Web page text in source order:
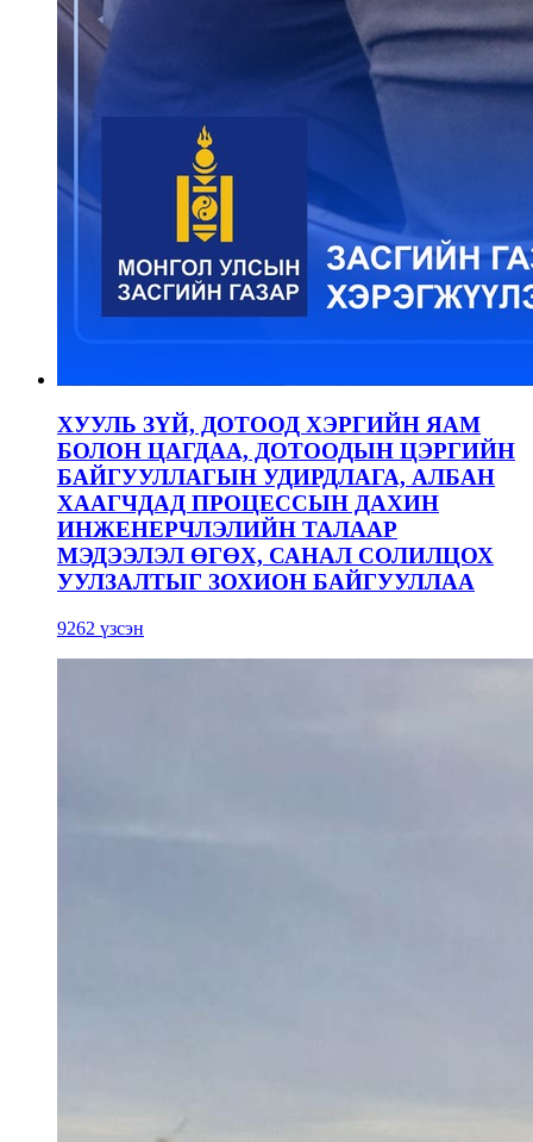
ХУУЛЬ ЗҮЙ, ДОТООД ХЭРГИЙН ЯАМ
БОЛОН ЦАГДАА, ДОТООДЫН ЦЭРГИЙН
БАЙГУУЛЛАГЫН УДИРДЛАГА, АЛБАН
ХААГЧДАД ПРОЦЕССЫН ДАХИН
ИНЖЕНЕРЧЛЭЛИЙН ТАЛААР
МЭДЭЭЛЭЛ ӨГӨХ, САНАЛ СОЛИЛЦОХ
УУЛЗАЛТЫГ ЗОХИОН БАЙГУУЛЛАА
9262 үзсэн